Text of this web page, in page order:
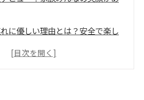
に優しい理由とは？安全で楽し